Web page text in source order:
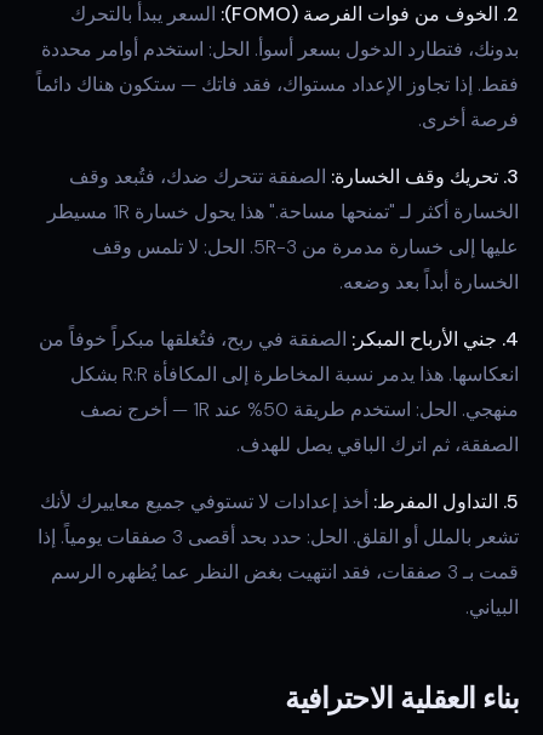
2. الخوف من فوات الفرصة (FOMO):
السعر يبدأ بالتحرك
بدونك، فتطارد الدخول بسعر أسوأ. الحل: استخدم أوامر محددة
فقط. إذا تجاوز الإعداد مستواك، فقد فاتك — ستكون هناك دائماً
فرصة أخرى.
3. تحريك وقف الخسارة:
الصفقة تتحرك ضدك، فتُبعد وقف
الخسارة أكثر لـ "تمنحها مساحة." هذا يحول خسارة 1R مسيطر
عليها إلى خسارة مدمرة من 3-5R. الحل: لا تلمس وقف
الخسارة أبداً بعد وضعه.
4. جني الأرباح المبكر:
الصفقة في ربح، فتُغلقها مبكراً خوفاً من
انعكاسها. هذا يدمر نسبة المخاطرة إلى المكافأة R:R بشكل
منهجي. الحل: استخدم طريقة 50% عند 1R — أخرج نصف
الصفقة، ثم اترك الباقي يصل للهدف.
5. التداول المفرط:
أخذ إعدادات لا تستوفي جميع معاييرك لأنك
تشعر بالملل أو القلق. الحل: حدد بحد أقصى 3 صفقات يومياً. إذا
قمت بـ 3 صفقات، فقد انتهيت بغض النظر عما يُظهره الرسم
البياني.
بناء العقلية الاحترافية